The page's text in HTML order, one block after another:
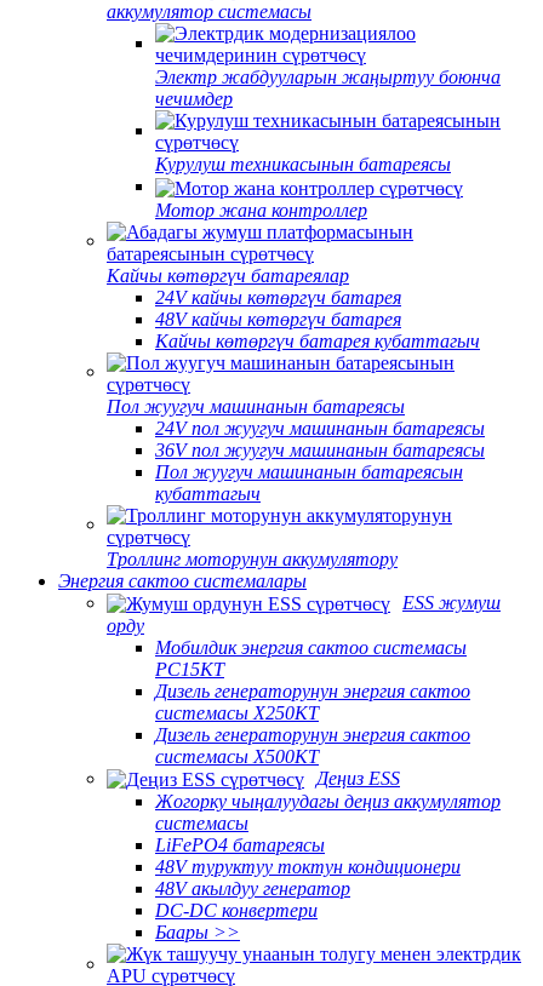
аккумулятор системасы
Электр жабдууларын жаңыртуу боюнча
чечимдер
Курулуш техникасынын батареясы
Мотор жана контроллер
Кайчы көтөргүч батареялар
24V кайчы көтөргүч батарея
48V кайчы көтөргүч батарея
Кайчы көтөргүч батарея кубаттагыч
Пол жуугуч машинанын батареясы
24V пол жуугуч машинанын батареясы
36V пол жуугуч машинанын батареясы
Пол жуугуч машинанын батареясын
кубаттагыч
Троллинг моторунун аккумулятору
Энергия сактоо системалары
ESS жумуш
орду
Мобилдик энергия сактоо системасы
PC15KT
Дизель генераторунун энергия сактоо
системасы X250KT
Дизель генераторунун энергия сактоо
системасы X500KT
Деңиз ESS
Жогорку чыңалуудагы деңиз аккумулятор
системасы
LiFePO4 батареясы
48V туруктуу токтун кондиционери
48V акылдуу генератор
DC-DC конвертери
Баары >>